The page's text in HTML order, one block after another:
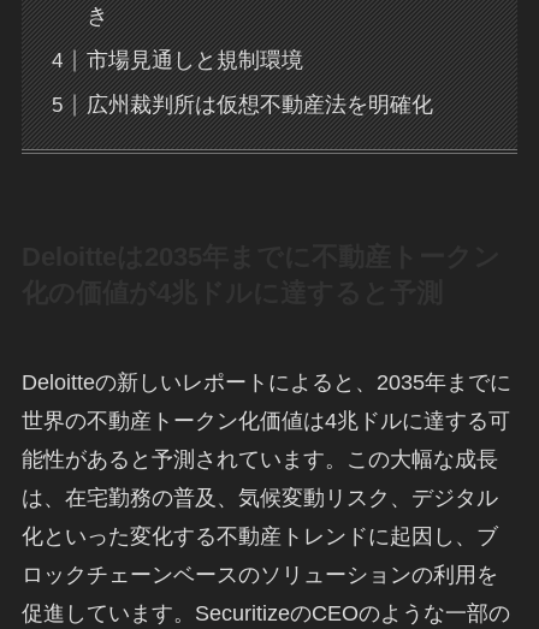
き
市場見通しと規制環境
広州裁判所は仮想不動産法を明確化
Deloitteの新しいレポートによると、2035年までに
世界の不動産トークン化価値は4兆ドルに達する可
能性があると予測されています。この大幅な成長
は、在宅勤務の普及、気候変動リスク、デジタル
化といった変化する不動産トレンドに起因し、ブ
ロックチェーンベースのソリューションの利用を
促進しています。SecuritizeのCEOのような一部の